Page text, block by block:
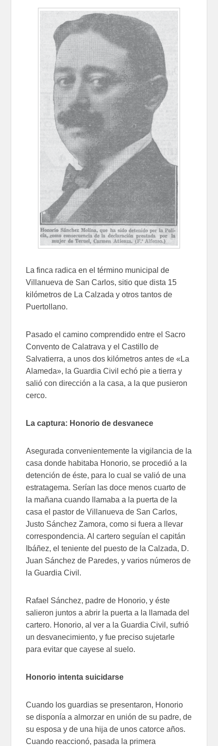
La finca radica en el término municipal de
Villanueva de San Carlos, sitio que dista 15
kilómetros de La Calzada y otros tantos de
Puertollano.
Pasado el camino comprendido entre el Sacro
Convento de Calatrava y el Castillo de
Salvatierra, a unos dos kilómetros antes de «La
Alameda», la Guardia Civil echó pie a tierra y
salió con dirección a la casa, a la que pusieron
cerco.
La captura: Honorio de desvanece
Asegurada convenientemente la vigilancia de la
casa donde habitaba Honorio, se procedió a la
detención de éste, para lo cual se valió de una
estratagema. Serían las doce menos cuarto de
la mañana cuando llamaba a la puerta de la
casa el pastor de Villanueva de San Carlos,
Justo Sánchez Zamora, como si fuera a llevar
correspondencia. Al cartero seguían el capitán
Ibáñez, el teniente del puesto de la Calzada, D.
Juan Sánchez de Paredes, y varios números de
la Guardia Civil.
Rafael Sánchez, padre de Honorio, y éste
salieron juntos a abrir la puerta a la llamada del
cartero. Honorio, al ver a la Guardia Civil, sufrió
un desvanecimiento, y fue preciso sujetarle
para evitar que cayese al suelo.
Honorio intenta suicidarse
Cuando los guardias se presentaron, Honorio
se disponía a almorzar en unión de su padre, de
su esposa y de una hija de unos catorce años.
Cuando reaccionó, pasada la primera